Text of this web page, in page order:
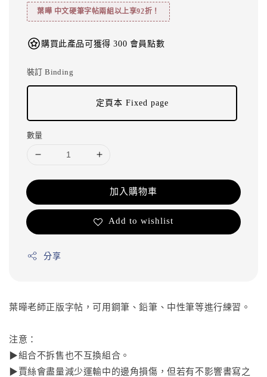
葉曄 中文硬筆字帖兩組以上享92折！
購買此產品可獲得 300 會員點數
裝訂 Binding
定頁本 Fixed page
數量
加入購物車
Add to wishlist
分享
葉曄老師正版字帖，可用鋼筆、鉛筆、中性筆等進行練習。
注意：
▶組合不拆售也不互換組合。
▶賈絲會盡量減少運輸中的邊角損傷，但若有不影響書寫之